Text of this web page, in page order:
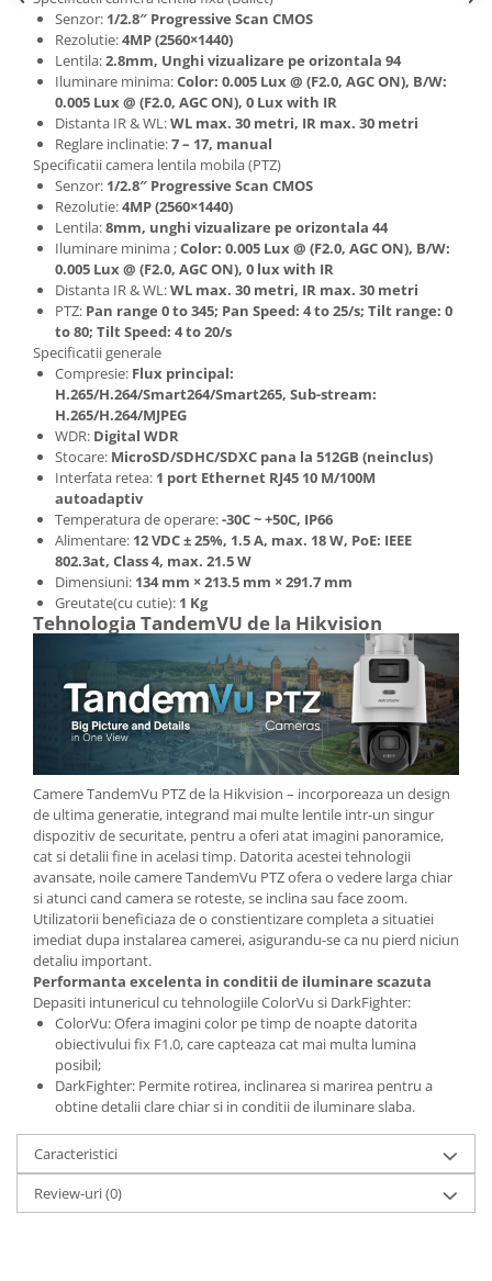
Senzor: 1/2.8″ Progressive Scan CMOS
Rezolutie:4MP (2560×1440)
Lentila:2.8mm, Unghi vizualizare pe orizontala 94
Iluminare minima:Color: 0.005 Lux @ (F2.0, AGC ON), B/W:
0.005 Lux @ (F2.0, AGC ON), 0 Lux with IR
Distanta IR & WL:WL max. 30 metri, IR max. 30 metri
Reglare inclinatie:7 – 17, manual
Specificatii camera lentila mobila (PTZ)
Senzor: 1/2.8″ Progressive Scan CMOS
Rezolutie:4MP (2560×1440)
Lentila:8mm, unghi vizualizare pe orizontala 44
Iluminare minima ;Color: 0.005 Lux @ (F2.0, AGC ON), B/W:
0.005 Lux @ (F2.0, AGC ON), 0 lux with IR
Distanta IR & WL:WL max. 30 metri, IR max. 30 metri
PTZ: Pan range 0 to 345; Pan Speed: 4 to 25/s; Tilt range: 0
to 80; Tilt Speed: 4 to 20/s
Specificatii generale
Compresie: Flux principal:
H.265/H.264/Smart264/Smart265, Sub-stream:
H.265/H.264/MJPEG
WDR: Digital WDR
Stocare: MicroSD/SDHC/SDXC pana la 512GB (neinclus)
Interfata retea: 1 port Ethernet RJ45 10 M/100M
autoadaptiv
Temperatura de operare:-30C ~ +50C, IP66
Alimentare: 12 VDC ± 25%, 1.5 A, max. 18 W, PoE: IEEE
802.3at, Class 4, max. 21.5 W
Dimensiuni: 134 mm × 213.5 mm × 291.7 mm
Greutate(cu cutie): 1 Kg
Tehnologia TandemVU de la Hikvision
Camere TandemVu PTZ de la Hikvision – incorporeaza un design
de ultima generatie, integrand mai multe lentile intr-un singur
dispozitiv de securitate, pentru a oferi atat imagini panoramice,
cat si detalii fine in acelasi timp. Datorita acestei tehnologii
avansate, noile camere TandemVu PTZ ofera o vedere larga chiar
si atunci cand camera se roteste, se inclina sau face zoom.
Utilizatorii beneficiaza de o constientizare completa a situatiei
imediat dupa instalarea camerei, asigurandu-se ca nu pierd niciun
detaliu important.
Performanta excelenta in conditii de iluminare scazuta
Depasiti intunericul cu tehnologiile ColorVu si DarkFighter:
ColorVu: Ofera imagini color pe timp de noapte datorita
obiectivului fix F1.0, care capteaza cat mai multa lumina
posibil;
DarkFighter: Permite rotirea, inclinarea si marirea pentru a
obtine detalii clare chiar si in conditii de iluminare slaba.
Caracteristici
Review-uri(0)